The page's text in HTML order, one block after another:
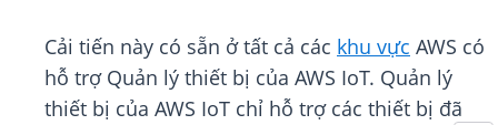
Cải tiến này có sẵn ở tất cả các khu vực AWS có
hỗ trợ Quản lý thiết bị của AWS IoT. Quản lý
thiết bị của AWS IoT chỉ hỗ trợ các thiết bị đã